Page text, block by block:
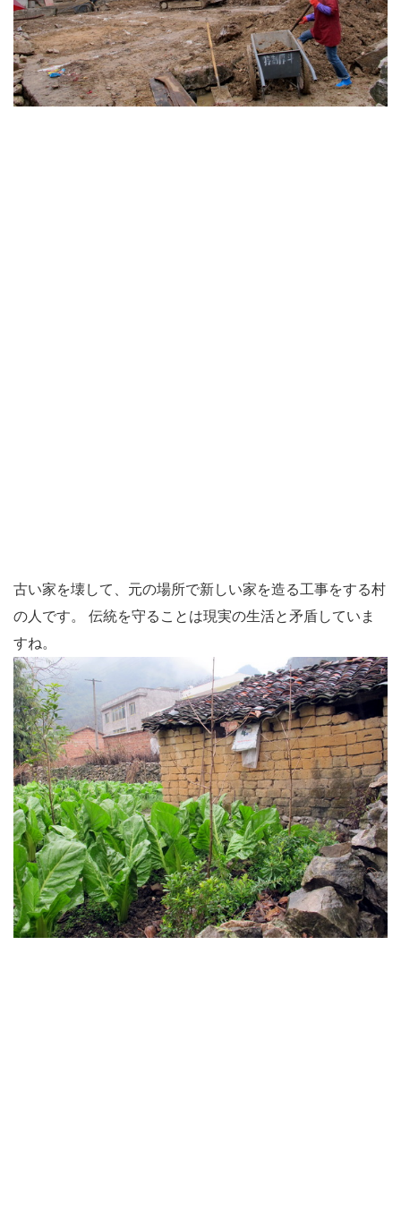
古い家を壊して、元の場所で新しい家を造る工事をする村
の人です。 伝統を守ることは現実の生活と矛盾していま
すね。